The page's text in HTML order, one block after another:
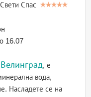
Спас
16.07
Велинград, е
вода,
Насладете се на